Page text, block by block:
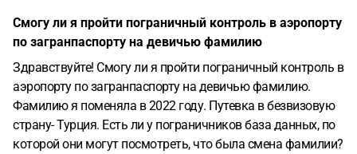
Смогу ли я пройти пограничный контроль в аэропорту
по загранпаспорту на девичью фамилию
Здравствуйте! Смогу ли я пройти пограничный контроль в
аэропорту по загранпаспорту на девичью фамилию.
Фамилию я поменяла в 2022 году. Путевка в безвизовую
страну- Турция. Есть ли у пограничников база данных, по
которой они могут посмотреть, что была смена фамилии?